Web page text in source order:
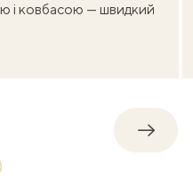
і ковбасою — швидкий